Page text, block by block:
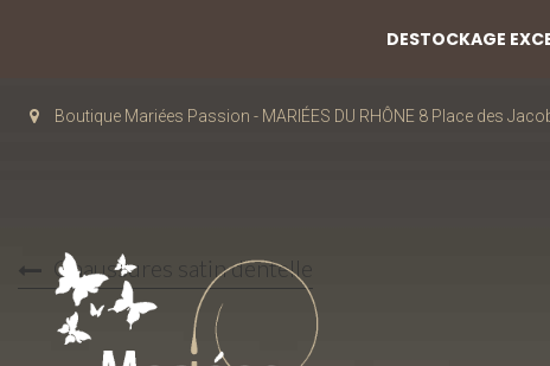
Boutique Mariées Passion - MARIÉES DU RHÔNE 8 Place des
Chaussures satin dentelle
DESTOCKAGE